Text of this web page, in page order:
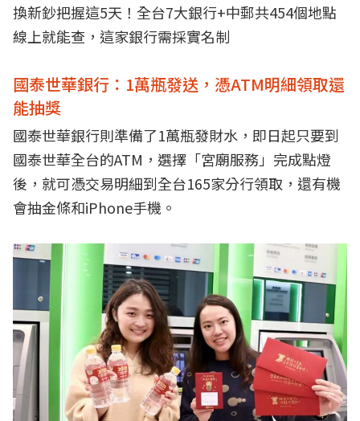
換新鈔把握這5天！全台7大銀行+中郵共454個地點
線上就能查，這家銀行需採實名制
國泰世華銀行：1萬瓶發送，憑ATM明細領取還
能抽獎
國泰世華銀行則準備了1萬瓶發財水，即日起只要到
國泰世華全台的ATM，選擇「宮廟服務」完成點燈
後，就可憑交易明細到全台165家分行領取，還有機
會抽金條和iPhone手機。